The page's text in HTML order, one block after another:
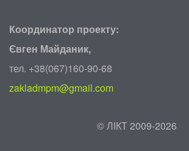
Координатор проекту:
Євген Майданик,
тел. +38(067)160-90-68
zakladmpm@gmail.com
©ЛІКТ 2009-2026